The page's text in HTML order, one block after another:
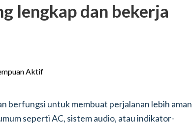
lengkap dan bekerja
berfungsi untuk membuat perjalanan lebih aman
seperti AC, sistem audio, atau indikator-